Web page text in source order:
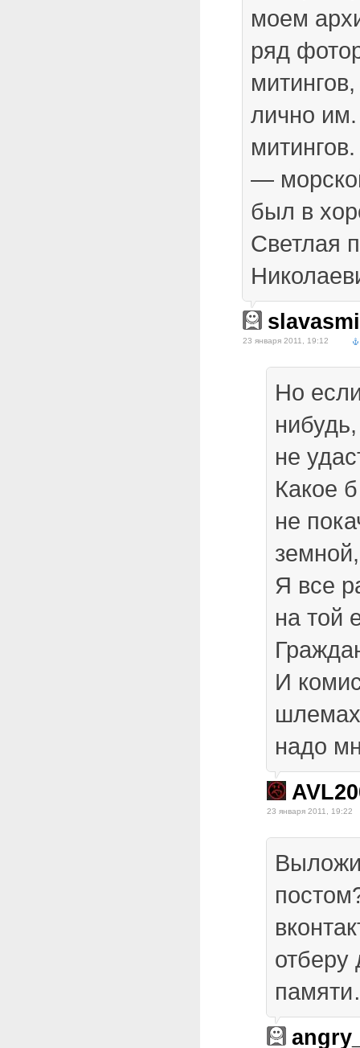
моем
ряд
лично
—
был в
Светлая
23 января 2011, 19:12
Но
не
Какое
не
земной,
Я все
на той
И
надо
23 января 2011, 19:22
отберу